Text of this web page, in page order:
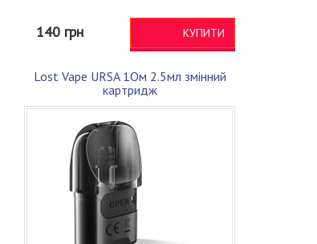
140 грн КУПИТИ
Lost Vape URSA 1Ом 2.5мл змінний
картридж